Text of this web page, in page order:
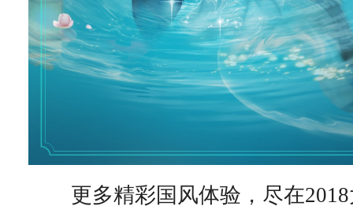
更多精彩国风体验，尽在2018